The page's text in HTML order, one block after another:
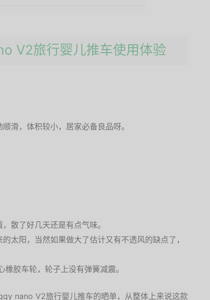
V2旅行婴儿推车使用体验
滑，体积较小，居家必备良品呀。
散了好几天还是有点气味。
太阳，当然如果做大了估计又有不透风的缺点了，
胶车轮，轮子上没有弹簧减震。
nano V2旅行婴儿推车的晒单，从整体上来说这款